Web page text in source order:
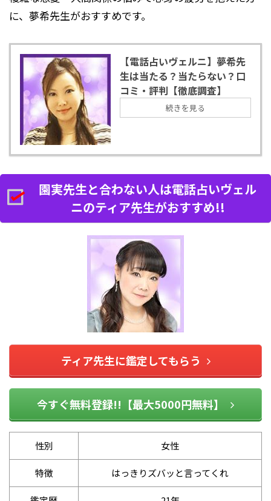
に、夢希先生がおすすめです。
【電話占いヴェルニ】夢希先
生は当たる？当たらない？口
コミ・評判【徹底調査】
続きを見る
園実先生と合わない人は電話占いヴェル
ニのティア先生がおすすめ!!
ティア先生に鑑定してもらう
今すぐ無料登録!!【最大5000円無料】
性別 女性
特徴 はっきりズバッと言ってくれ